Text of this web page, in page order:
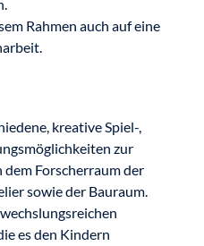
Rahmen auch auf eine
kreative Spiel-,
zur
dem Forscherraum der
sowie der Bauraum.
es den Kindern